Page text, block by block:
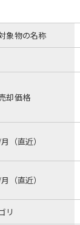
象物の名称
却価格
（直近）
（直近）
リ